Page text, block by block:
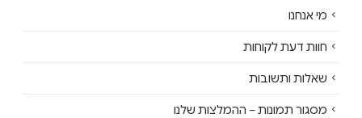
מי אנחנו
חוות דעת לקוחות
שאלות ותשובות
מסגור תמונות – ההמלצות שלנו